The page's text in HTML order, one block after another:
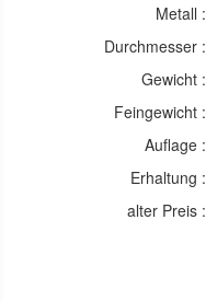
Metall :
Durchmesser :
Gewicht :
Feingewicht :
Auflage :
Erhaltung :
alter Preis :